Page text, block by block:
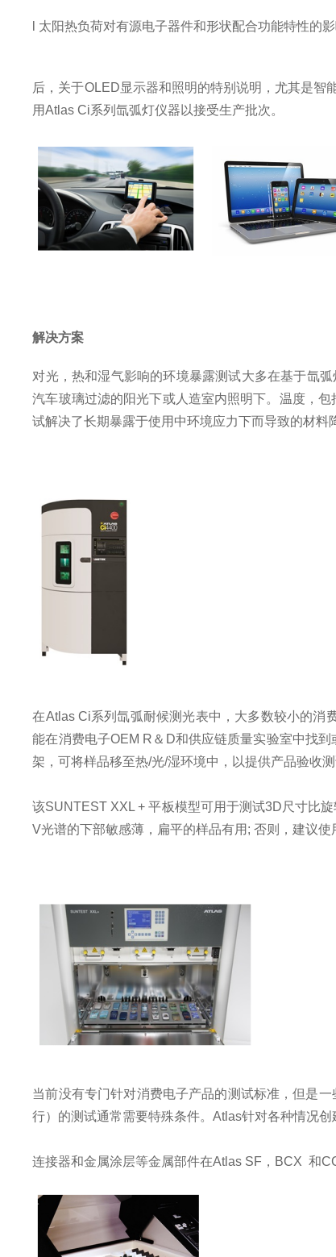
太阳热负荷对有源电子器件和形状配合功能特性的
后，关于OLED显示器和照明的特别说明，尤其是智
用Atlas Ci系列氙弧灯仪器以接受生产批次。
解决方案
对光，热和湿气影响的环境暴露测试大多在基于氙
汽车玻璃过滤的阳光下或人造室内照明下。温度，
试解决了长期暴露于使用中环境应力下而导致的材
在Atlas Ci系列氙弧耐候测光表中，大多数较小的消
能在消费电子OEM R ＆ D和供应链质量实验室中找到
架，可将样品移至热/光/湿环境中，以提供产品验收
该SUNTEST XXL +平板模型可用于测试3D尺寸比
V光谱的下部敏感薄，扁平的样品有用 ;否则，建议使
当前没有专门针对消费电子产品的测试标准，但是一
行）的测试通常需要特殊条件。Atlas针对各种情况创
连接器和金属涂层等金属部件在Atlas SF ， BCX和